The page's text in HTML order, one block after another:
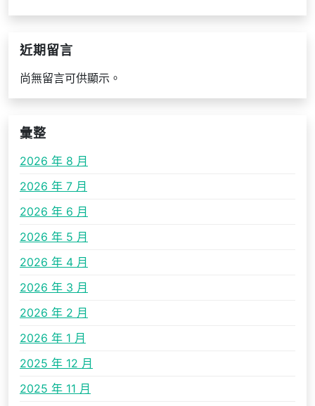
近期留言
尚無留言可供顯示。
彙整
2026 年 8 月
2026 年 7 月
2026 年 6 月
2026 年 5 月
2026 年 4 月
2026 年 3 月
2026 年 2 月
2026 年 1 月
2025 年 12 月
2025 年 11 月